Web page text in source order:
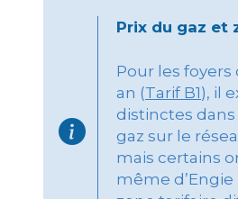
Prix du gaz et
Pour les
an (Tarif B1), il
distinctes
gaz sur le
mais certains
même